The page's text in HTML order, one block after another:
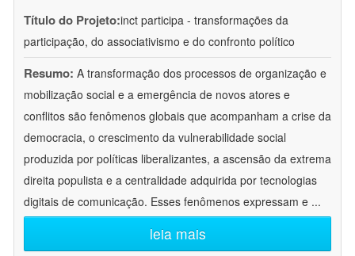
Título do Projeto:inct participa - transformações da
participação, do associativismo e do confronto político
Resumo: A transformação dos processos de organização e
mobilização social e a emergência de novos atores e
conflitos são fenômenos globais que acompanham a crise da
democracia, o crescimento da vulnerabilidade social
produzida por políticas liberalizantes, a ascensão da extrema
direita populista e a centralidade adquirida por tecnologias
digitais de comunicação. Esses fenômenos expressam e ...
leia mais